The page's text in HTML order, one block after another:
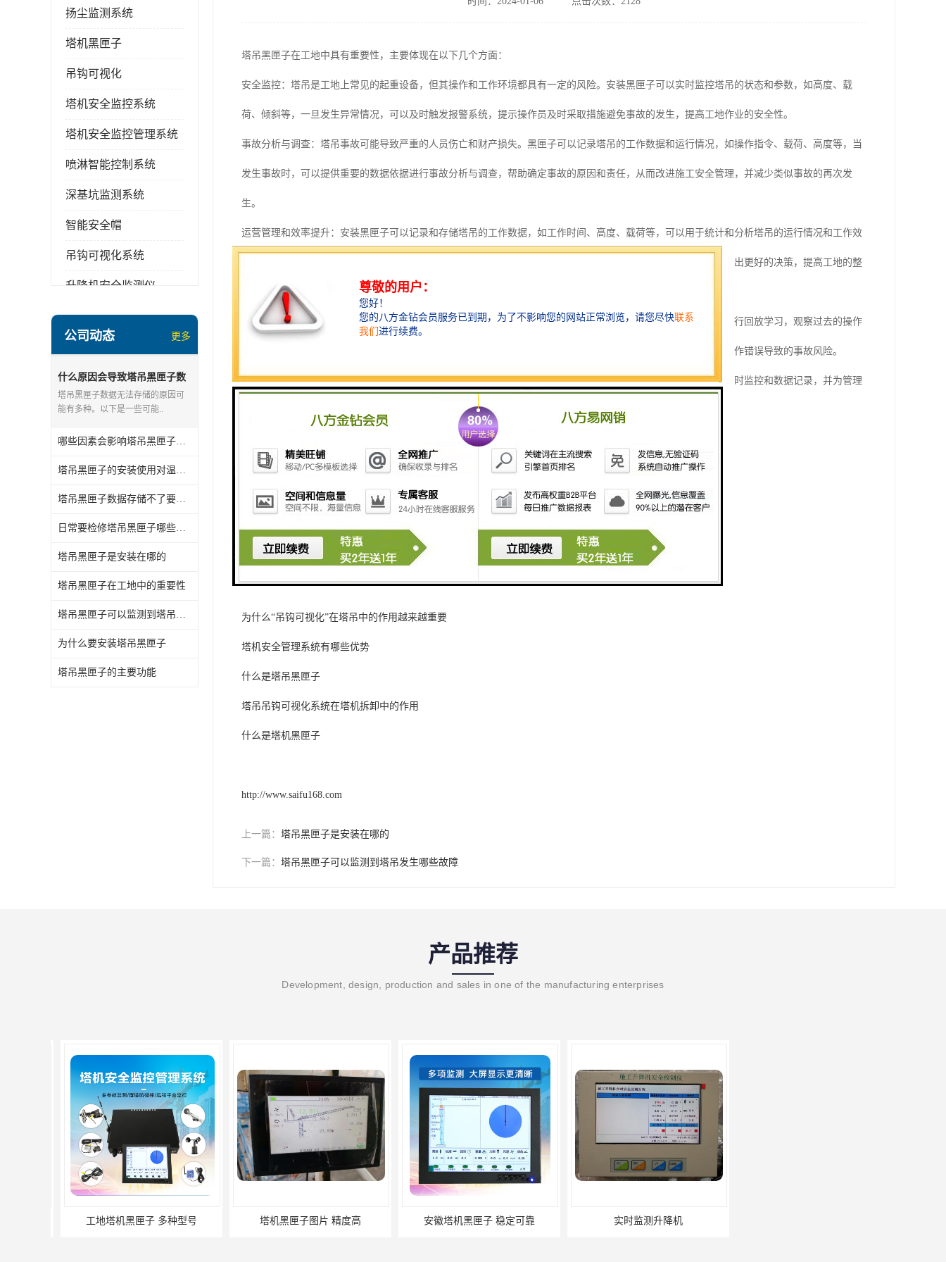
扬尘监测系统
塔机黑匣子
吊钩可视化
塔机安全监控系统
塔机安全监控管理系统
喷淋智能控制系统
深基坑监测系统
智能安全帽
吊钩可视化系统
升降机安全监测仪
公司动态 更多
什么原因会导致塔吊黑匣子数
据存储不了
塔吊黑匣子数据无法存储的原因可
能有多种。以下是一些可能..
哪些因素会影响塔吊黑匣子的使用寿命
塔吊黑匣子的安装使用对温度有什么要求
塔吊黑匣子数据存储不了要怎么处理
日常要检修塔吊黑匣子哪些地方
塔吊黑匣子是安装在哪的
塔吊黑匣子在工地中的重要性
塔吊黑匣子可以监测到塔吊发生哪些故障
为什么要安装塔吊黑匣子
塔吊黑匣子的主要功能
塔吊黑匣子在工地中具有重要性，主要体现在以下几个方面：
安全监控：塔吊是工地上常见的起重设备，但其操作和工作环境都具有一定的风险。安装黑匣子可以实时监控塔吊的状态和参数，如高度、载
荷、倾斜等，一旦发生异常情况，可以及时触发报警系统，提示操作员及时采取措施避免事故的发生，提高工地作业的安全性。
事故分析与调查：塔吊事故可能导致严重的人员伤亡和财产损失。黑匣子可以记录塔吊的工作数据和运行情况，如操作指令、载荷、高度等，当
发生事故时，可以提供重要的数据依据进行事故分析与调查，帮助确定事故的原因和责任，从而改进施工安全管理，并减少类似事故的再次发
生。
运营管理和效率提升：安装黑匣子可以记录和存储塔吊的工作数据，如工作时间、高度、载荷等，可以用于统计和分析塔吊的运行情况和工作效
率。通过分析这些数据，可以对工地进行优化，提高塔吊使用效率、减少停机时间、降低能耗，并帮助管理人员做出更好的决策，提高工地的整
体管理水平。
培训与技能提升：黑匣子记录的塔吊操作数据可以用于培训和技能提升。新手操作员可以利用黑匣子记录的数据进行回放学习，观察过去的操作
并纠正错误，提高操作技能；同时，黑匣子的安装也可以增强操作员的自律意识和规范操作行为，从而减少人为操作错误导致的事故风险。
总的来说，塔吊黑匣子在工地中的重要性体现在安全监控、事故分析、运营管理和培训等方面。它为工地提供了实时监控和数据记录，并为管理
决策提供了依据，有助于提高工地的安全性、效率和管理水平。
关键词：吊钩可视化系统 吊钩可视化
编辑精选内容：
塔机安全监测管理系统在智慧工地的必要性
为什么“吊钩可视化”在塔吊中的作用越来越重要
塔机安全管理系统有哪些优势
什么是塔吊黑匣子
塔吊吊钩可视化系统在塔机拆卸中的作用
什么是塔机黑匣子
http://www.saifu168.com
上一篇： 塔吊黑匣子是安装在哪的
下一篇： 塔吊黑匣子可以监测到塔吊发生哪些故障
产品推荐
Development, design, production and sales in one of the manufacturing enterprises
工地塔机黑匣子 多种型号 塔机黑匣子图片 精度高 安徽塔机黑匣子 稳定可靠 实时监测升降机